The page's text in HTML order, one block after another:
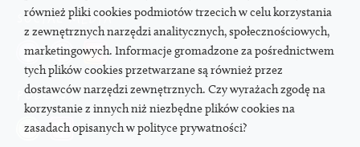
SOCIAL MEDIA
PODCAST
również pliki cookies podmiotów trzecich w celu korzystania
z zewnętrznych narzędzi analitycznych, społecznościowych,
marketingowych. Informacje gromadzone za pośrednictwem
tych plików cookies przetwarzane są również przez
dostawców narzędzi zewnętrznych. Czy wyrażach zgodę na
korzystanie z innych niż niezbędne plików cookies na
zasadach opisanych w polityce prywatności?